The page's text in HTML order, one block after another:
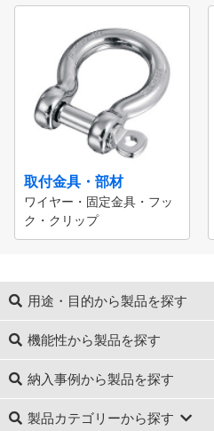
取付金具・部材
ワイヤー・固定金具・フッ
ク・クリップ
用途・目的から製品を探す
機能性から製品を探す
納入事例から製品を探す
製品カテゴリーから探す